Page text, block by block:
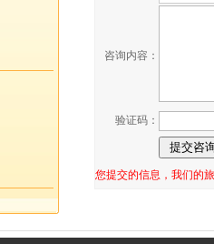
咨询内容：
验证码：
您提交的信息，我们的